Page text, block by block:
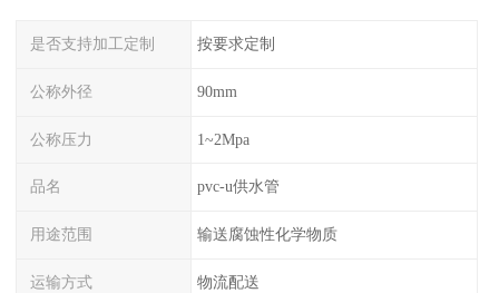
是否支持加工定制 按要求定制
公称外径 90mm
公称压力 1~2Mpa
品名 pvc-u供水管
用途范围 输送腐蚀性化学物质
运输方式 物流配送